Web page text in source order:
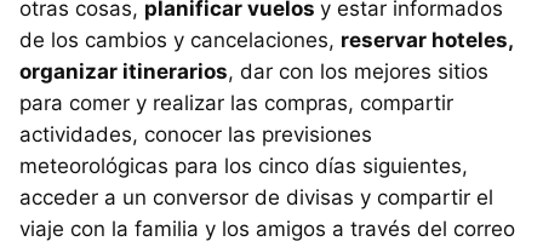
otras cosas, planificar vuelos y estar informados
de los cambios y cancelaciones, reservar hoteles,
organizar itinerarios, dar con los mejores sitios
para comer y realizar las compras, compartir
actividades, conocer las previsiones
meteorológicas para los cinco días siguientes,
acceder a un conversor de divisas y compartir el
viaje con la familia y los amigos a través del correo